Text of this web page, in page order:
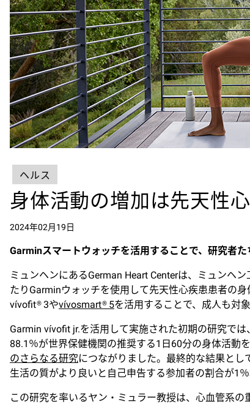
ヘルス
身体活動の増加は先天性
2024年02月19日
Garminスマートウォッチを活用することで、研究者
ミュンヘンにあるGerman Heart Centerは、ミュンヘ
たりGarminウォッチを使用して先天性心疾患患者の身
vívofit® 3やvívosmart® 5を活用することで、成人も対象
Garmin vívofit jr.を活用して実施された初期の研究で
88.1％が世界保健機関の推奨する1日60分の身体活動
のさらなる研究につながりました。最終的な結果とし
生活の質がより良いと自己申告する参加者の割合が1％
この研究を率いるヤン・ミュラー教授は、心血管系